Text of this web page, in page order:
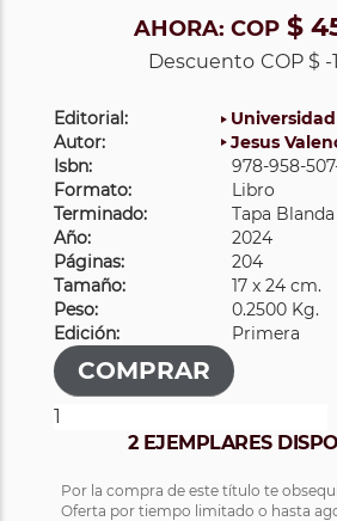
AHORA: COP $
Descuento COP $ -
Editorial:
Autor:
Jesus
Isbn:
978-958-
Formato:
Libro
Terminado:
Tapa Blanda
Año:
2024
Páginas:
204
Tamaño:
17 x 24 cm.
Peso:
0.2500 Kg.
Edición:
Primera
2 EJEMPLARES
Por la compra de este título te
Oferta por tiempo limitado o hasta